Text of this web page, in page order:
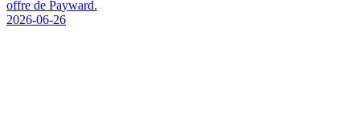
offre de Payward.
2026-06-26